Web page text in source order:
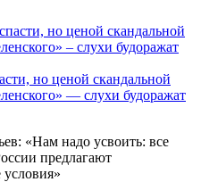
но ценой скандальной
— слухи будоражат
«Нам надо усвоить: все
предлагают